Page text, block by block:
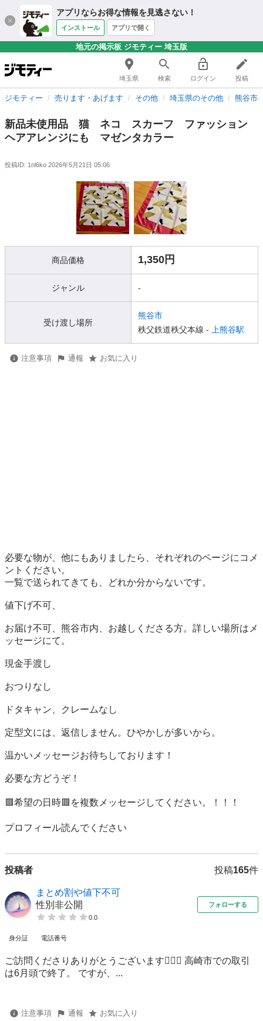
アプリならお得な情報を見逃さない！
インストール アプリで開く
地元の掲示板 ジモティー 埼玉版
埼玉県 検索 ログイン 投稿
ジモティー 売ります・あげます その他 埼玉県のその他 熊谷市
新品未使用品 猫 ネコ スカーフ ファッション
ヘアアレンジにも マゼンタカラー
投稿ID: 1nl6ko 2026年5月21日 05:06
商品価格 1,350円
ジャンル -
受け渡し場所
熊谷市
秩父鉄道秩父本線 -
上熊谷駅
注意事項 通報 お気に入り
必要な物が、他にもありましたら、それぞれのページにコメ
ントください。
一覧で送られてきても、どれか分からないです。
値下げ不可、
お届け不可、熊谷市内、お越しくださる方。詳しい場所はメ
ッセージにて。
現金手渡し
おつりなし
ドタキャン、クレームなし
定型文には、返信しません。ひやかしが多いから。
温かいメッセージお待ちしております！
必要な方どうぞ！
🟥希望の日時🟥を複数メッセージしてください。！！！
プロフィール読んでください
投稿者 投稿165件
まとめ割や値下不可
性別非公開
0.0
フォローする
身分証 電話番号
ご訪問くださりありがとうございます🙇🏻‍♀️ 高崎市での取引
は6月頭で終了。 ですが、...
注意事項 通報 お気に入り